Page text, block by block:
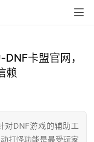
卡盟官网，
赖
对DNF游戏的辅助工
打怪功能是最受玩家